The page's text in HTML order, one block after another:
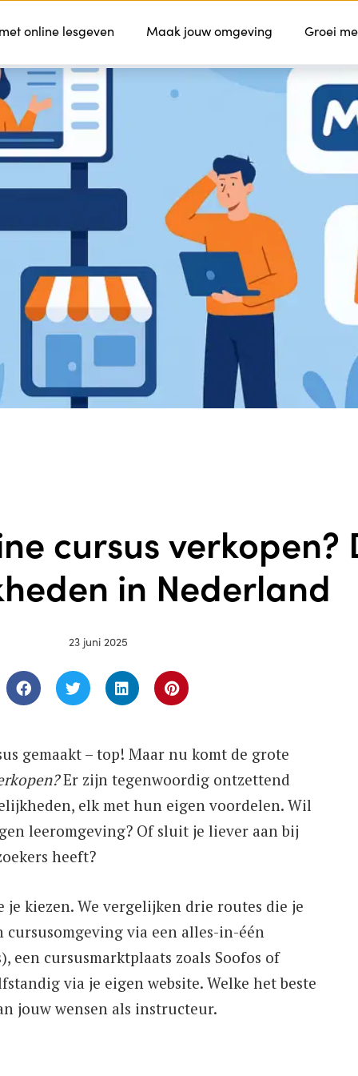
Kenmerken Services Prijzen Contact
online lesgeven Maak jouw omgeving Groei
cursus verkopen?
in Nederland
23 juni 2025
gemaakt – top! Maar nu komt de grote
Er zijn tegenwoordig ontzettend
elk met hun eigen voordelen. Wil
leeromgeving? Of sluit je liever aan bij
heeft?
kiezen. We vergelijken drie routes die je
via een alles-in-één
een cursusmarktplaats zoals Soofos of
via je eigen website. Welke het beste
jouw wensen als instructeur.